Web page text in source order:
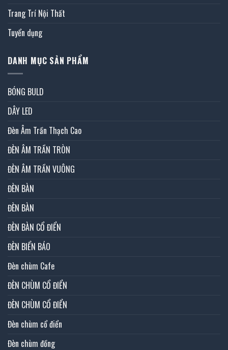
Trang Trí Nội Thất
Tuyển dụng
DANH MỤC SẢN PHẨM
BÓNG BULD
DÂY LED
Đèn Âm Trần Thạch Cao
ĐÈN ÂM TRẦN TRÒN
ĐÈN ÂM TRẦN VUÔNG
ĐÈN BÀN
ĐÈN BÀN
ĐÈN BÀN CỔ ĐIỂN
ĐÈN BIỂN BÁO
Đèn chùm Cafe
ĐÈN CHÙM CỔ ĐIỂN
ĐÈN CHÙM CỔ ĐIỂN
Đèn chùm cổ điển
Đèn chùm đồng